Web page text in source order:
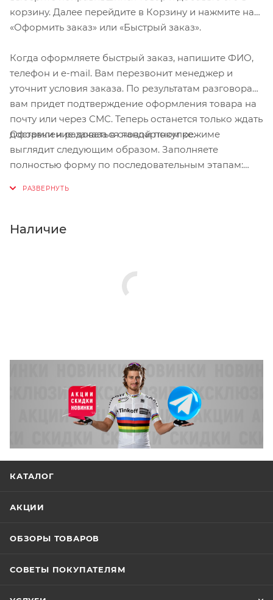
корзину. Далее перейдите в Корзину и нажмите на
«Оформить заказ» или «Быстрый заказ».
Когда оформляете быстрый заказ, напишите ФИО,
телефон и e-mail. Вам перезвонит менеджер и
уточнит условия заказа. По результатам разговора
вам придет подтверждение оформления товара на
почту или через СМС. Теперь останется только ждать
доставки и радоваться новой покупке.
Оформление заказа в стандартном режиме
выглядит следующим образом. Заполняете
полностью форму по последовательным этапам:
Нажмите кнопку «Оформить заказ».
Наличие
КАТАЛОГ
АКЦИИ
ОБЗОРЫ ТОВАРОВ
СОВЕТЫ ПОКУПАТЕЛЯМ